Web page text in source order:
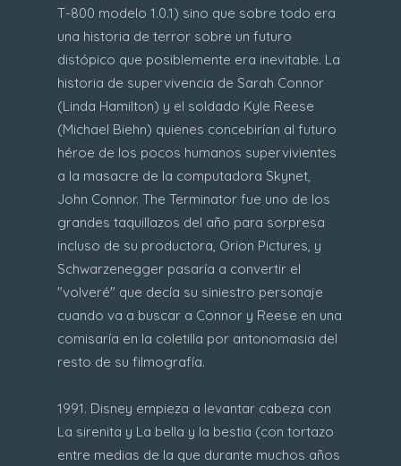
T-800 modelo 1.0.1) sino que sobre todo era
una historia de terror sobre un futuro
distópico que posiblemente era inevitable. La
historia de supervivencia de Sarah Connor
(Linda Hamilton) y el soldado Kyle Reese
(Michael Biehn) quienes concebirían al futuro
héroe de los pocos humanos supervivientes
a la masacre de la computadora Skynet,
John Connor. The Terminator fue uno de los
grandes taquillazos del año para sorpresa
incluso de su productora, Orion Pictures, y
Schwarzenegger pasaría a convertir el
"volveré" que decía su siniestro personaje
cuando va a buscar a Connor y Reese en una
comisaría en la coletilla por antonomasia del
resto de su filmografía.
1991. Disney empieza a levantar cabeza con
La sirenita y La bella y la bestia (con tortazo
entre medias de la que durante muchos años